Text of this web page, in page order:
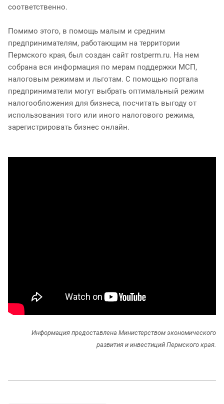
соответственно.
Помимо этого, в помощь малым и средним
предпринимателям, работающим на территории
Пермского края, был создан сайт rostperm.ru. На нем
собрана вся информация по мерам поддержки МСП,
налоговым режимам и льготам. С помощью портала
предприниматели могут выбрать оптимальный режим
налогообложения для бизнеса, посчитать выгоду от
использования того или иного налогового режима,
зарегистрировать бизнес онлайн.
Информация предоставлена Министерством экономического
развития и инвестиций Пермского края.